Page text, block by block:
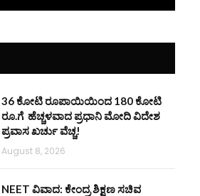
36 ಕೋಟಿ ರೂಪಾಯಿಯಿಂದ 180 ಕೋಟಿ
ರೂ.ಗೆ ಹೆಚ್ಚಳವಾದ ಪ್ರಧಾನಿ ಮೋದಿ ವಿದೇಶ
ಪ್ರವಾಸ ಖರ್ಚು ವೆಚ್ಚ!
August 8, 2026
NEET ವಿವಾದ: ಕೇಂದ್ರ ಶಿಕ್ಷಣ ಸಚಿವ